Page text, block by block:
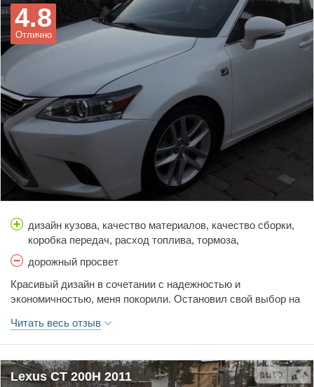
Отлично
4.8
дизайн кузова, качество материалов, качество сборки,
коробка передач, расход топлива, тормоза,
дорожный просвет
Красивый дизайн в сочетании с надежностью и
экономичностью, меня покорили. Остановил свой выбор на
пожалел. Порядок цен на запчасти и сервис, очень
приятный. Рекомендую.
Читать весь отзыв
Lexus CT 200H 2011